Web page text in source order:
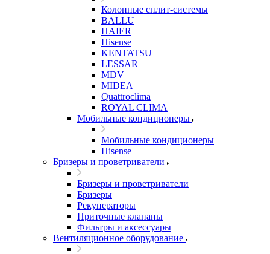
Колонные сплит-системы
BALLU
HAIER
Hisense
KENTATSU
LESSAR
MDV
MIDEA
Quattroclima
ROYAL CLIMA
Мобильные кондиционеры
Мобильные кондиционеры
Hisense
Бризеры и проветриватели
Бризеры и проветриватели
Бризеры
Рекуператоры
Приточные клапаны
Фильтры и аксессуары
Вентиляционное оборудование